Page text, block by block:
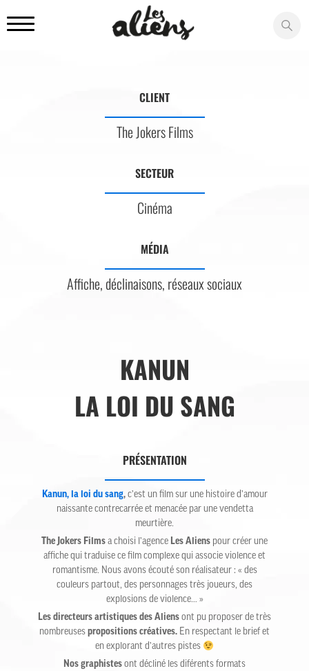
CLIENT
The Jokers Films
SECTEUR
Cinéma
MÉDIA
Affiche, déclinaisons, réseaux sociaux
KANUN
LA LOI DU SANG
PRÉSENTATION
Kanun, la loi du sang,c’est un film sur une histoire d’amour
naissante contrecarrée et menacée par une vendetta
meurtière.
The Jokers Films a choisi l’agence Les Aliens pour créer une
affiche qui traduise ce film complexe qui associe violence et
romantisme. Nous avons écouté son réalisateur : « des
couleurs partout, des personnages très joueurs, des
explosions de violence… »
Les directeurs artistiques des Aliens ont pu proposer de très
nombreuses propositions créatives. En respectant le brief et
en explorant d’autres pistes
Nos graphistes ont décliné les diférents formats